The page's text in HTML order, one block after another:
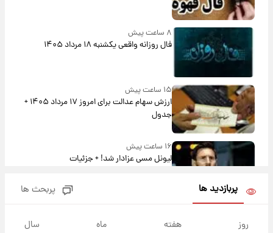
۸ ساعت پیش
فال روزانه واقعی یکشنبه ۱۸ مرداد ۱۴۰۵
۱۵ ساعت پیش
ارزش سهام عدالت برای امروز ۱۷ مرداد ۱۴۰۵ +
جدول
۱۶ ساعت پیش
لیونل مسی عزادار شد! + جزئیات
جهانی در آمریکا + فیلم
پربازدید ها پربحث ها
روز هفته ماه سال